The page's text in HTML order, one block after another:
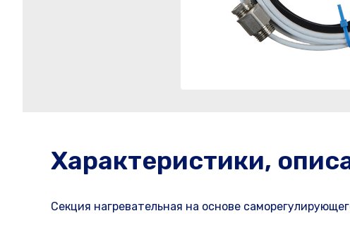
Характеристики,
Секция нагревательная на основе